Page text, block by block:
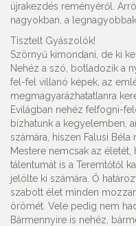
újrakezdés reményéről.
nagyokban, a
Tisztelt Gyászolók!
Szörnyű kimondani, de ki
Nehéz a szó, botladozik a
fel-fel villanó képek, az
megmagyarázhatatlanra
Evilágban nehéz felfogni-
bízhatunk a kegyelemben,
számára, hiszen Falusi
Mestere nemcsak az életét,
tálentumát is a Teremtőtől
jelölte ki számára. Ő
szabott élet minden
örömét. Vele pedig nem
Bármennyire is nehéz,